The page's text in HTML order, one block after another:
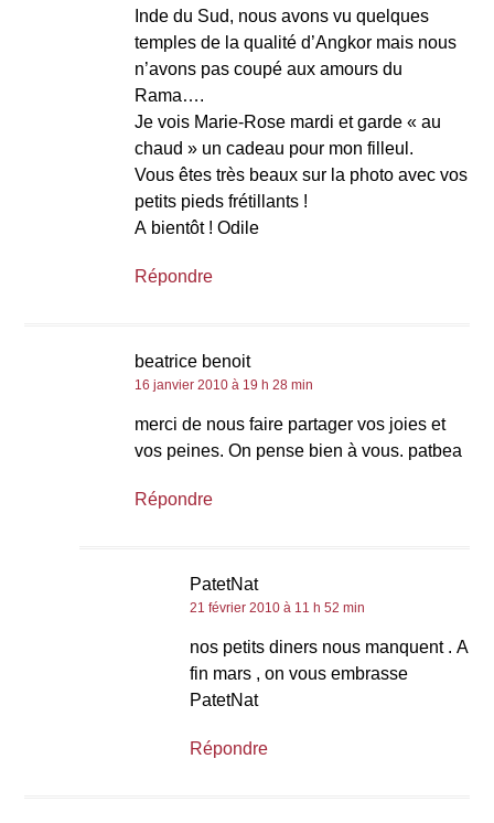
Inde du Sud, nous avons vu quelques
temples de la qualité d’Angkor mais nous
n’avons pas coupé aux amours du
Rama….
Je vois Marie-Rose mardi et garde « au
chaud » un cadeau pour mon filleul.
Vous êtes très beaux sur la photo avec vos
petits pieds frétillants !
A bientôt ! Odile
Répondre
beatrice benoit
16 janvier 2010 à 19 h 28 min
merci de nous faire partager vos joies et
vos peines. On pense bien à vous. patbea
Répondre
PatetNat
21 février 2010 à 11 h 52 min
nos petits diners nous manquent . A
fin mars , on vous embrasse
PatetNat
Répondre